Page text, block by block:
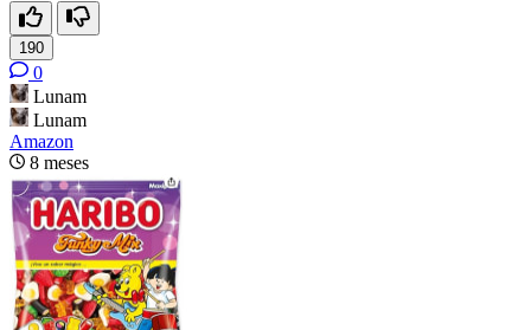
190
0
Lunam
Lunam
Amazon
8 meses